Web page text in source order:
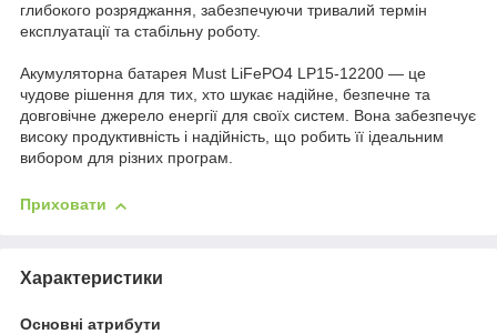
глибокого розряджання, забезпечуючи тривалий термін
експлуатації та стабільну роботу.
Акумуляторна батарея Must LiFePO4 LP15-12200 — це
чудове рішення для тих, хто шукає надійне, безпечне та
довговічне джерело енергії для своїх систем. Вона забезпечує
високу продуктивність і надійність, що робить її ідеальним
вибором для різних програм.
Приховати
Характеристики
Основні атрибути